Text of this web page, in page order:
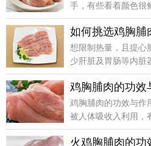
手，有些看着颜色很
想限制热量，且提心
少肝脏及胃肠等内脏
脂肪及肉类，
鸡胸脯肉的功效与作
被人体吸收入利用，
用，所含对人体